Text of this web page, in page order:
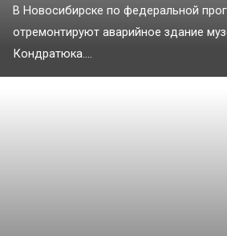
В Новосибирске по федеральной
отремонтируют аварийное здание
Кондратюка....